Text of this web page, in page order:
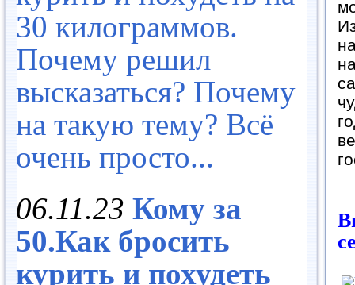
30 килограммов.
Почему решил
высказаться? Почему
на такую тему? Всё
очень просто...
06.11.23 Кому за
50.Как бросить
курить и похудеть